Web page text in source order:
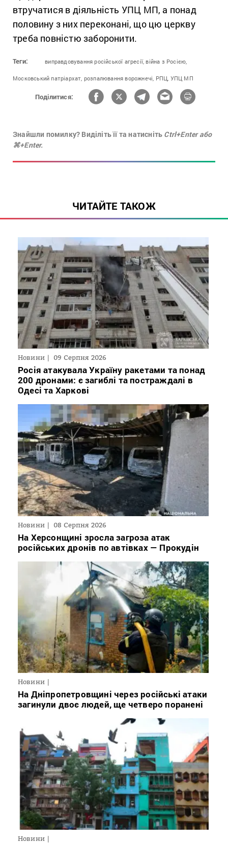
втручатися в діяльність УПЦ МП, а понад
половину з них переконані, що цю церкву
треба повністю заборонити.
Теги: виправдовування російської агресії, війна з Росією,
Московський патріархат, розпалювання ворожнечі, РПЦ, УПЦ МП
Поділитися:
Знайшли помилку? Виділіть її та натисніть Ctrl+Enter або
⌘+Enter.
ЧИТАЙТЕ ТАКОЖ
Новини 09 Серпня 2026
Росія атакувала Україну ракетами та понад
200 дронами: є загиблі та постраждалі в
Одесі та Харкові
Новини 08 Серпня 2026
На Херсонщині зросла загроза атак
російських дронів по автівках — Прокудін
Новини
На Дніпропетровщині через російські атаки
загинули двоє людей, ще четверо поранені
Новини